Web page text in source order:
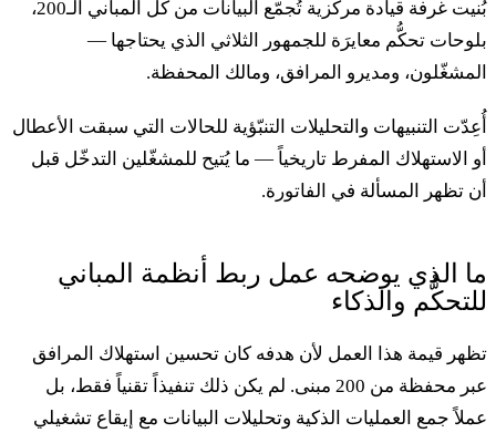
بُنيت غرفة قيادة مركزية تُجمّع البيانات من كل المباني الـ200،
تحكُّم معايرَة للجمهور الثلاثي الذي يحتاجها —
ومديرو المرافق، ومالك المحفظة.
التنبيهات والتحليلات التنبّؤية للحالات التي سبقت الأعطال
الاستهلاك المفرط تاريخياً — ما يُتيح للمشغّلين التدخّل قبل
تظهر المسألة في الفاتورة.
الذي يوضحه عمل ربط أنظمة المباني
والذكاء
قيمة هذا العمل لأن هدفه كان تحسين استهلاك المرافق
عبر محفظة من 200 مبنى. لم يكن ذلك تنفيذاً تقنياً فقط، بل
جمع العمليات الذكية وتحليلات البيانات مع إيقاع تشغيلي